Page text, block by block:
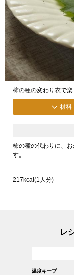
柿の種の変わり衣で楽
材料
柿の種の代わりに、
す。
217kcal(1人分)
レ
温度キープ